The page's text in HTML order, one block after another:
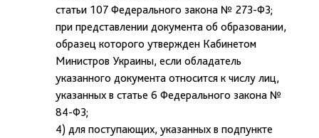
статьи 107 Федерального закона № 273-ФЗ;
при представлении документа об образовании,
образец которого утвержден Кабинетом
Министров Украины, если обладатель
указанного документа относится к числу лиц,
указанных в статье 6 Федерального закона №
84-ФЗ;
4) для поступающих, указанных в подпункте